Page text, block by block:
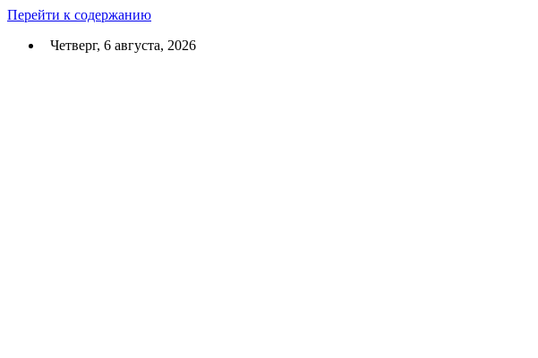
Перейти к содержанию
Четверг, 6 августа, 2026